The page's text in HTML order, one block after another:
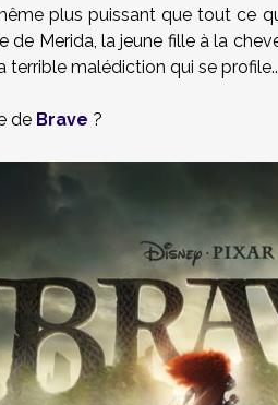
plus puissant que tout ce
de Merida, la jeune fille à la
terrible malédiction qui se
de Brave ?